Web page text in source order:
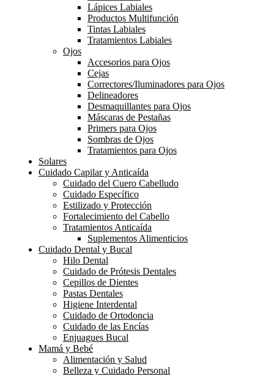
Lápices Labiales
Productos Multifunción
Tintas Labiales
Tratamientos Labiales
Ojos
Accesorios para Ojos
Cejas
Correctores/Iluminadores para Ojos
Delineadores
Desmaquillantes para Ojos
Máscaras de Pestañas
Primers para Ojos
Sombras de Ojos
Tratamientos para Ojos
Solares
Cuidado Capilar y Anticaída
Cuidado del Cuero Cabelludo
Cuidado Específico
Estilizado y Protección
Fortalecimiento del Cabello
Tratamientos Anticaída
Suplementos Alimenticios
Cuidado Dental y Bucal
Hilo Dental
Cuidado de Prótesis Dentales
Cepillos de Dientes
Pastas Dentales
Higiene Interdental
Cuidado de Ortodoncia
Cuidado de las Encías
Enjuagues Bucal
Mamá y Bebé
Alimentación y Salud
Belleza y Cuidado Personal